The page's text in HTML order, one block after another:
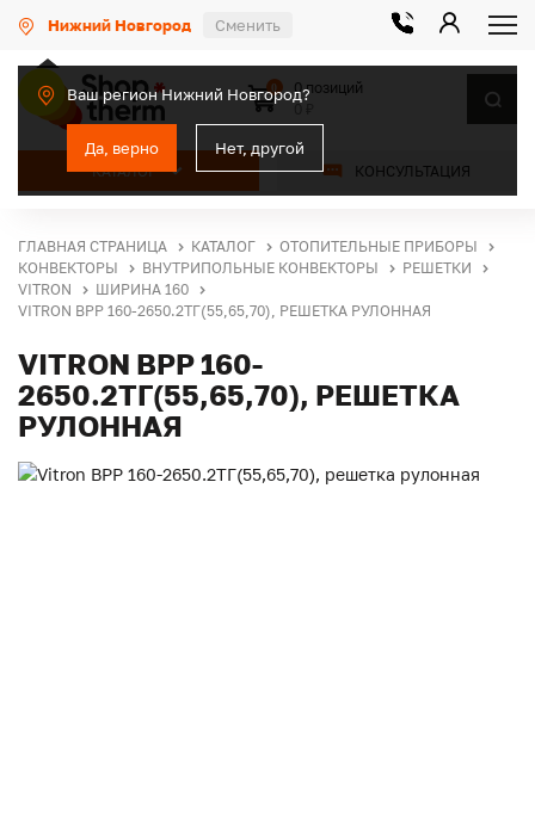
Нижний Новгород Сменить
Ваш регион Нижний Новгород?
Да, верно Нет, другой
КАТАЛОГ КОНСУЛЬТАЦИЯ
0
0 позиций
ГЛАВНАЯ СТРАНИЦА КАТАЛОГ
ОТОПИТЕЛЬНЫЕ ПРИБОРЫ
КОНВЕКТОРЫ
ВНУТРИПОЛЬНЫЕ КОНВЕКТОРЫ
РЕШЕТКИ
VITRON
ШИРИНА 160
VITRON ВРР 160-2650.2ТГ(55,65,70), РЕШЕТКА РУЛОННАЯ
VITRON ВРР 160-
2650.2ТГ(55,65,70), РЕШЕТКА
РУЛОННАЯ